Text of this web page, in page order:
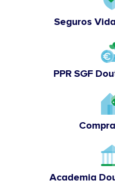
Seguros
PPR SGF
Academia